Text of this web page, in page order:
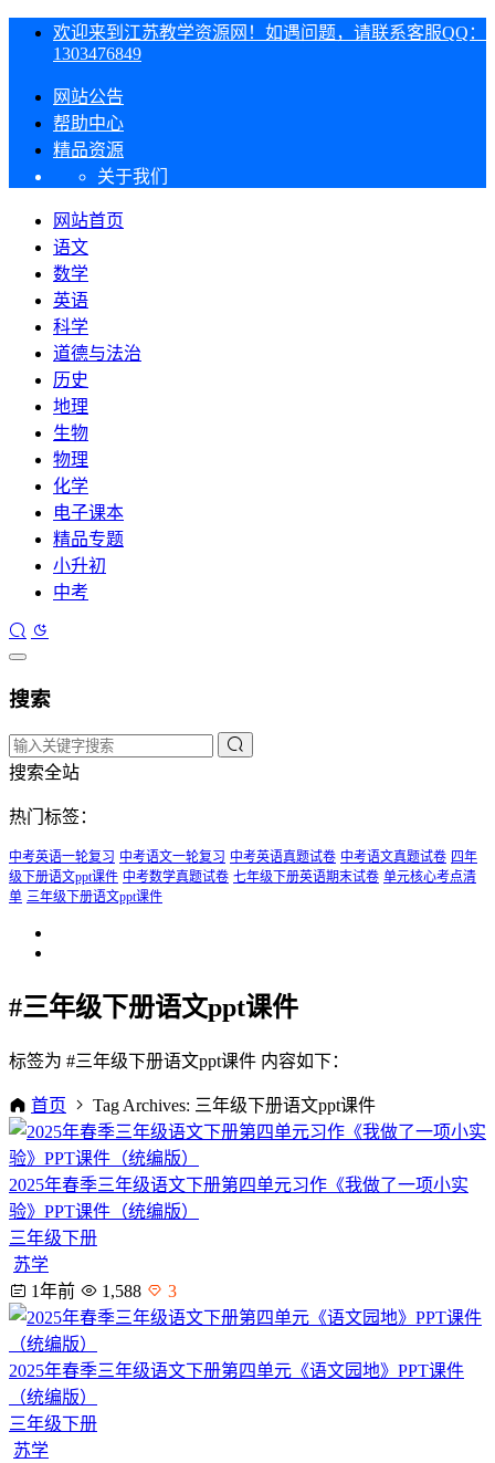
欢迎来到江苏教学资源网！如遇问题，请联系客服QQ：
1303476849
网站公告
帮助中心
精品资源
关于我们
网站首页
语文
数学
英语
科学
道德与法治
历史
地理
生物
物理
化学
电子课本
精品专题
小升初
中考
搜索
搜索全站
热门标签：
中考英语一轮复习 中考语文一轮复习 中考英语真题试卷 中考语文真题试卷 四年
级下册语文ppt课件 中考数学真题试卷 七年级下册英语期末试卷 单元核心考点清
单 三年级下册语文ppt课件
#三年级下册语文ppt课件
标签为 #三年级下册语文ppt课件 内容如下：
首页 Tag Archives: 三年级下册语文ppt课件
2025年春季三年级语文下册第四单元习作《我做了一项小实
验》PPT课件（统编版）
三年级下册
苏学
1年前
1,588 3
2025年春季三年级语文下册第四单元《语文园地》PPT课件
（统编版）
三年级下册
苏学